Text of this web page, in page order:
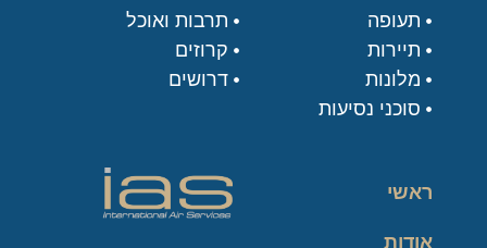
תעופה
תיירות
מלונות
סוכני נסיעות
תרבות ואוכל
קרוזים
דרושים
ראשי
אודות